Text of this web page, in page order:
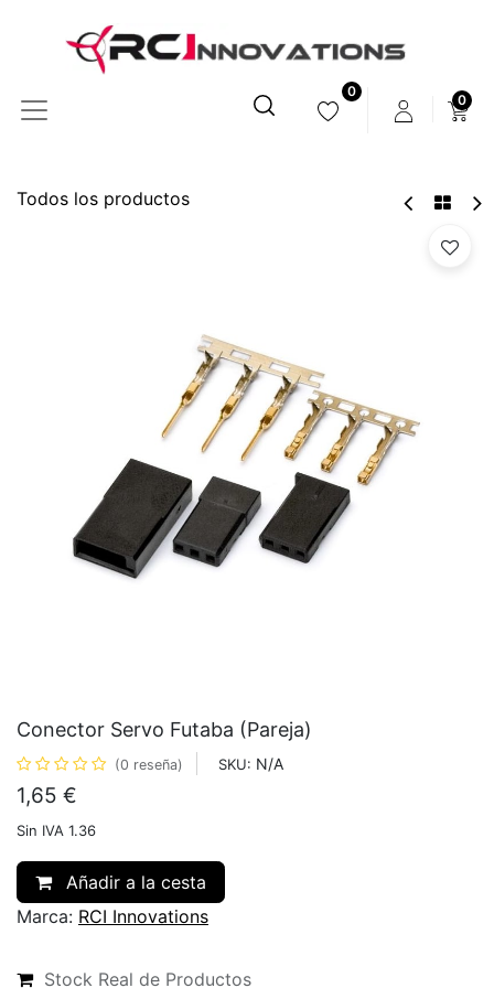
0
0
Todos los productos
Conector Servo Futaba (Pareja)
(0 reseña) SKU: N/A
1,65 €
Sin IVA 1.36
Añadir a la cesta
Marca: RCI Innovations
Stock Real de Productos